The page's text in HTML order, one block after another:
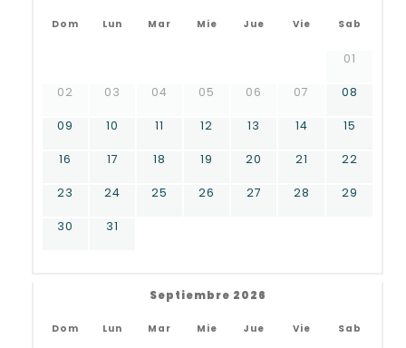
Dom Lun Mar Mie Jue Vie Sab
01
02 03 04 05 06 07 08
09 10 11 12 13 14 15
16 17 18 19 20 21 22
23 24 25 26 27 28 29
30 31
Septiembre 2026
Dom Lun Mar Mie Jue Vie Sab